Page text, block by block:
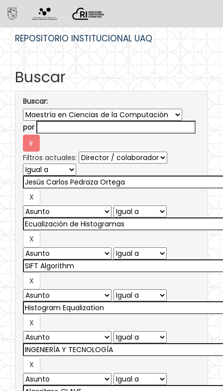
REPOSITORIO INSTITUCIONAL UAQ
Buscar
Buscar:
por
Filtros actuales: